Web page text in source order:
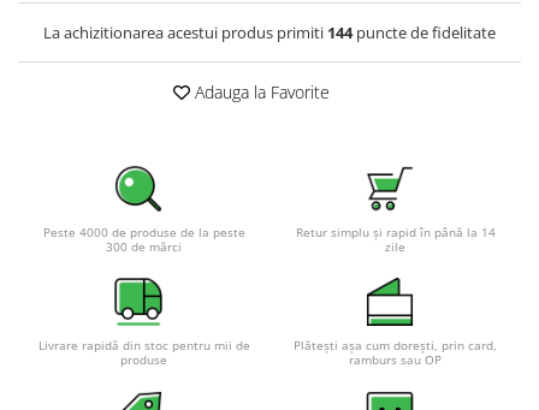
La achizitionarea acestui produs primiti 144puncte de fidelitate
Adauga la Favorite
Peste 4000 de produse de la peste
300 de mărci
Retur simplu și rapid în până la 14
zile
Livrare rapidă din stoc pentru mii de
produse
Plătești așa cum dorești, prin card,
ramburs sau OP